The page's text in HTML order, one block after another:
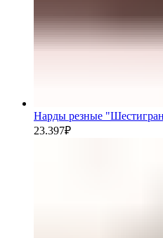
Нарды резные
23.397₽